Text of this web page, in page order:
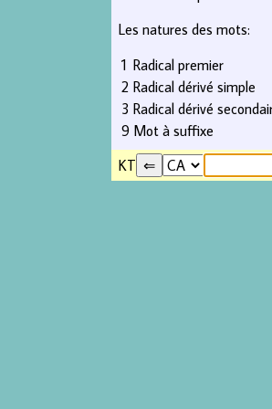
Les natures des mots:
1 Radical premier
2 Radical dérivé simple
3 Radical dérivé
9 Mot à suffixe
KT